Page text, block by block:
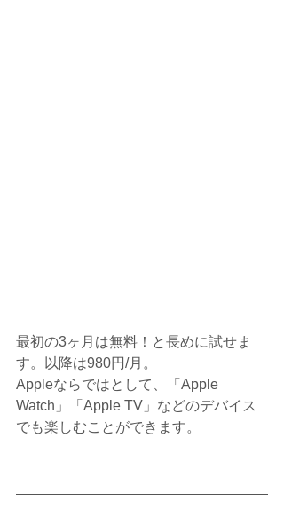
最初の3ヶ月は無料！と長めに試せま
す。以降は980円/月。
Appleならではとして、「Apple
Watch」「Apple TV」などのデバイス
でも楽しむことができます。